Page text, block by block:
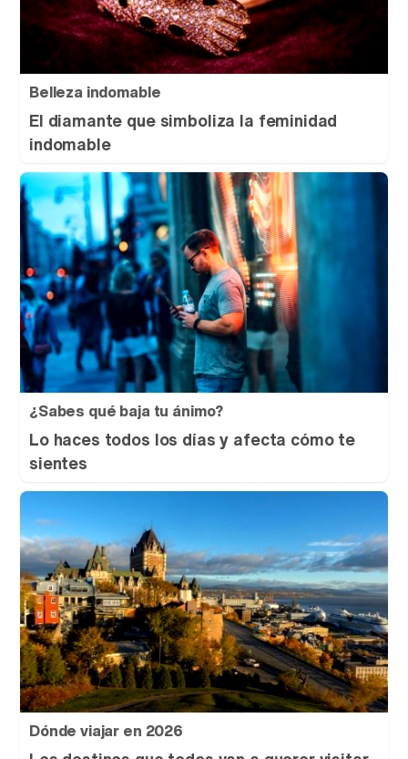
Belleza indomable
El diamante que simboliza la feminidad
indomable
¿Sabes qué baja tu ánimo?
Lo haces todos los días y afecta cómo te
sientes
Dónde viajar en 2026